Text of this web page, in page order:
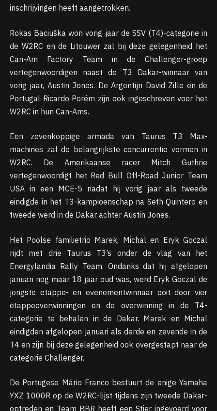
inschrijvingen heeft aangetrokken.
Rokas Baciuška won vorig jaar de SSV (T4)-categorie in
de W2RC en de Litouwer zal bij deze gelegenheid het
Can-Am Factory Team in de Challenger-groep
vertegenwoordigen naast de T3 Dakar-winnaar van
vorig jaar, Austin Jones. De Argentijn David Zille en de
Portugal Ricardo Porém zijn ook ingeschreven voor het
W2RC in hun Can-Ams.
Een zevenkoppige armada van Taurus T3 Max-
machines zal de belangrijkste concurrentie vormen in
W2RC. De Amerikaanse racer Mitch Guthrie
vertegenwoordigt het Red Bull Off-Road Junior Team
USA in een MCE-5 nadat hij vorig jaar als tweede
eindigde in het T3-kampioenschap na Seth Quintero en
tweede werd in de Dakar achter Austin Jones.
Het Poolse familietrio Marek, Michal en Eryk Goczal
rijdt met drie Taurus T3’s onder de vlag van het
Energylandia Rally Team. Ondanks dat hij afgelopen
januari nog maar 18 jaar oud was, werd Eryk Goczal de
jongste etappe- en evenementwinnaar ooit door vier
etappeoverwinningen en de overwinning in de T4-
categorie te behalen in de Dakar. Marek en Michal
eindigden afgelopen januari als derde en zevende in de
T4 en zijn bij deze gelegenheid ook overgestapt naar de
categorie Challenger.
De Portugese Mário Franco bestuurt de enige Yamaha
YXZ 1000R op de W2RC-lijst tijdens zijn tweede Dakar-
optreden en Team BBR heeft een Stier ingevoerd voor